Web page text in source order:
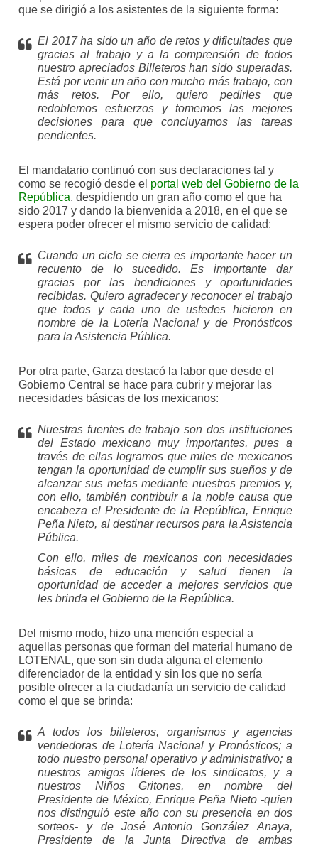
que se dirigió a los asistentes de la siguiente forma:
El 2017 ha sido un año de retos y dificultades que
gracias al trabajo y a la comprensión de todos
nuestro apreciados Billeteros han sido superadas.
Está por venir un año con mucho más trabajo, con
más retos. Por ello, quiero pedirles que
redoblemos esfuerzos y tomemos las mejores
decisiones para que concluyamos las tareas
pendientes.
El mandatario continuó con sus declaraciones tal y
como se recogió desde el portal web del Gobierno de la
República, despidiendo un gran año como el que ha
sido 2017 y dando la bienvenida a 2018, en el que se
espera poder ofrecer el mismo servicio de calidad:
Cuando un ciclo se cierra es importante hacer un
recuento de lo sucedido. Es importante dar
gracias por las bendiciones y oportunidades
recibidas. Quiero agradecer y reconocer el trabajo
que todos y cada uno de ustedes hicieron en
nombre de la Lotería Nacional y de Pronósticos
para la Asistencia Pública.
Por otra parte, Garza destacó la labor que desde el
Gobierno Central se hace para cubrir y mejorar las
necesidades básicas de los mexicanos:
Nuestras fuentes de trabajo son dos instituciones
del Estado mexicano muy importantes, pues a
través de ellas logramos que miles de mexicanos
tengan la oportunidad de cumplir sus sueños y de
alcanzar sus metas mediante nuestros premios y,
con ello, también contribuir a la noble causa que
encabeza el Presidente de la República, Enrique
Peña Nieto, al destinar recursos para la Asistencia
Pública.
Con ello, miles de mexicanos con necesidades
básicas de educación y salud tienen la
oportunidad de acceder a mejores servicios que
les brinda el Gobierno de la República.
Del mismo modo, hizo una mención especial a
aquellas personas que forman del material humano de
LOTENAL, que son sin duda alguna el elemento
diferenciador de la entidad y sin los que no sería
posible ofrecer a la ciudadanía un servicio de calidad
como el que se brinda:
A todos los billeteros, organismos y agencias
vendedoras de Lotería Nacional y Pronósticos; a
todo nuestro personal operativo y administrativo; a
nuestros amigos líderes de los sindicatos, y a
nuestros Niños Gritones, en nombre del
Presidente de México, Enrique Peña Nieto -quien
nos distinguió este año con su presencia en dos
sorteos- y de José Antonio González Anaya,
Presidente de la Junta Directiva de ambas